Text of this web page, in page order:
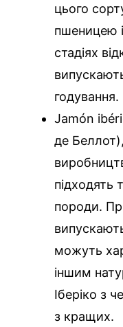
цього
пшеницею
стадіях
годування.
Jamón
де
підходять
породи.
можуть
іншим
Іберіко з
з кращих.